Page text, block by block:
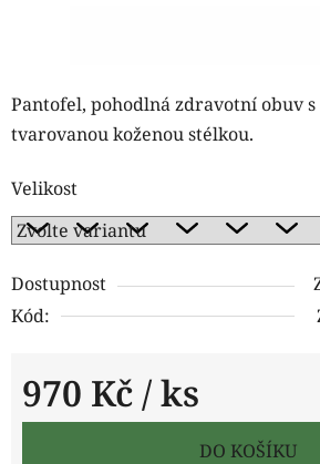
Pantofel, pohodlná zdravotní obuv
tvarovanou koženou stélkou.
Velikost
Dostupnost
Kód:
970 Kč / ks
Měrná cena:
DO KOŠÍKU